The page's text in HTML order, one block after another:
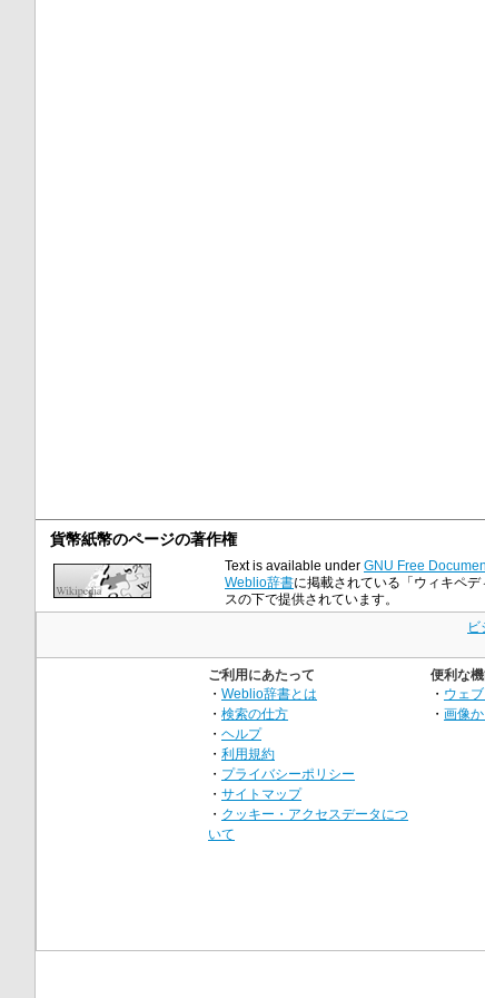
貨幣紙幣のページの著作権
Text is available under GNU Free
Weblio辞書に掲載されている「ウィキペ
スの下で提供されています。
ビ
ご利用にあたって
・ Weblio辞書とは
・ 検索の仕方
・ ヘルプ
・ 利用規約
・ プライバシーポリシー
・ サイトマップ
・ クッキー・アクセスデータにつ
いて
便利な
・ ウェ
・ 画像